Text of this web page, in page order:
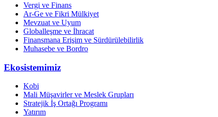
Vergi ve Finans
Ar-Ge ve Fikri Mülkiyet
Mevzuat ve Uyum
Globalleşme ve İhracat
Finansmana Erişim ve Sürdürülebilirlik
Muhasebe ve Bordro
Ekosistemimiz
Kobi
Mali Müşavirler ve Meslek Grupları
Stratejik İş Ortağı Programı
Yatırım